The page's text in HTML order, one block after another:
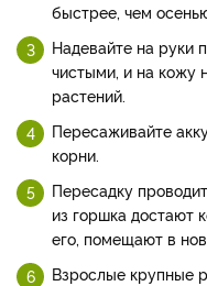
быстрее, чем
Надевайте на руки
чистыми, и на кожу
растений.
Пересаживайте
корни.
Пересадку
из горшка достают
его, помещают в
Взрослые крупные